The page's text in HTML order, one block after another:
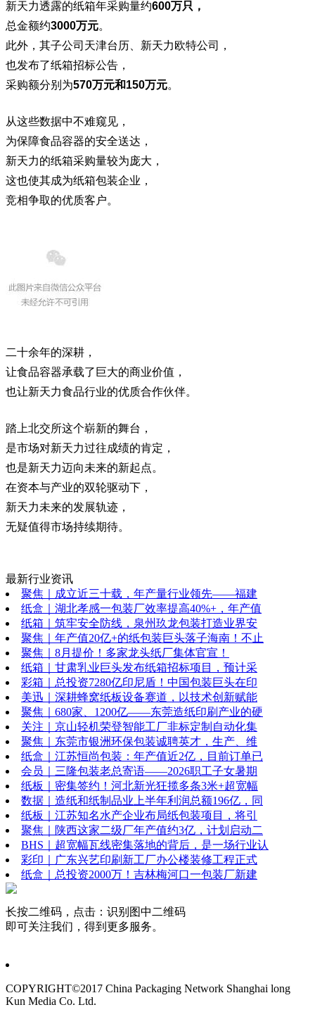
新天力透露的纸箱年采购量约600万只，
总金额约3000万元。
此外，其子公司天津台历、新天力欧特公司，
也发布了纸箱招标公告，
采购额分别为570万元和150万元。
从这些数据中不难窥见，
为保障食品容器的安全送达，
新天力的纸箱采购量较为庞大，
这也使其成为纸箱包装企业，
竞相争取的优质客户。
二十余年的深耕，
让食品容器承载了巨大的商业价值，
也让新天力食品行业的优质合作伙伴。
踏上北交所这个崭新的舞台，
是市场对新天力过往成绩的肯定，
也是新天力迈向未来的新起点。
在资本与产业的双轮驱动下，
新天力未来的发展轨迹，
无疑值得市场持续期待。
最新行业资讯
聚焦｜成立近三十载，年产量行业领先——福建
纸盒｜湖北孝感一包装厂效率提高40%+，年产值
纸箱｜筑牢安全防线，泉州玖龙包装打造业界安
聚焦｜年产值20亿+的纸包装巨头落子海南！不止
聚焦｜8月提价！多家龙头纸厂集体官宣！
纸箱｜甘肃乳业巨头发布纸箱招标项目，预计采
彩箱｜总投资7280亿印尼盾！中国包装巨头在印
美迅｜深耕蜂窝纸板设备赛道，以技术创新赋能
聚焦｜680家、1200亿——东莞造纸印刷产业的硬
关注｜京山轻机荣登智能工厂非标定制自动化集
聚焦｜东莞市银洲环保包装诚聘英才，生产、维
纸盒｜江苏恒尚包装：年产值近2亿，目前订单已
会员｜三隆包装老总寄语——2026职工子女暑期
纸板｜密集签约！河北新光狂揽多条3米+超宽幅
数据｜造纸和纸制品业上半年利润总额196亿，同
纸板｜江苏知名水产企业布局纸包装项目，将引
聚焦｜陕西这家二级厂年产值约3亿，计划启动二
BHS｜超宽幅瓦线密集落地的背后，是一场行业认
彩印｜广东兴艺印刷新工厂办公楼装修工程正式
纸盒｜总投资2000万！吉林梅河口一包装厂新建
长按二维码，点击：识别图中二维码
即可关注我们，得到更多服务。
COPYRIGHT©2017 China Packaging Network Shanghai long
Kun Media Co. Ltd.